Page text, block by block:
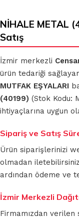
NİHALE METAL
Satış
İzmir merkezli
ürün tedariği
MUTFAK EŞYALARI
(40199) (Stok Kodu:
ihtiyaçlarına uygun
Sipariş ve Satış
Ürün siparişlerinizi
olmadan
ardından ödeme ve
İzmir Merkezli
Firmamızdan verilen